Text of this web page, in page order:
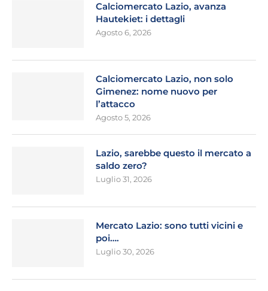
Calciomercato Lazio, avanza
Hautekiet: i dettagli
Agosto 6, 2026
Calciomercato Lazio, non solo
Gimenez: nome nuovo per
l’attacco
Agosto 5, 2026
Lazio, sarebbe questo il mercato a
saldo zero?
Luglio 31, 2026
Mercato Lazio: sono tutti vicini e
poi….
Luglio 30, 2026